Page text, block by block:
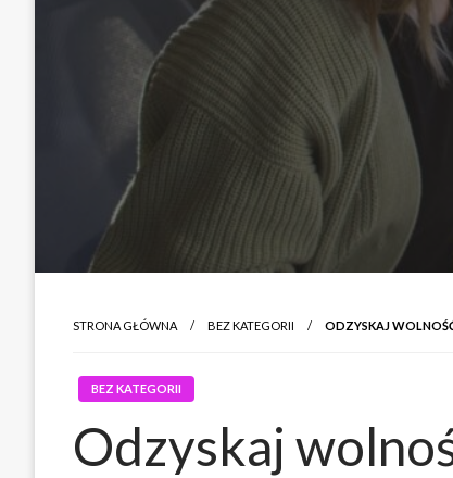
STRONA GŁÓWNA BEZ KATEGORII ODZYSKAJ
BEZ KATEGORII
Odzyskaj